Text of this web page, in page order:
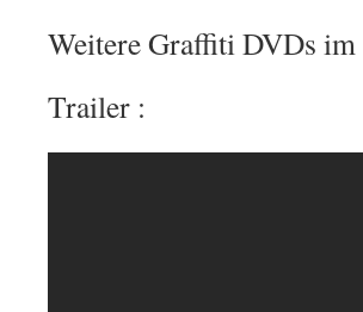
Weitere Graffiti DVDs
Trailer :